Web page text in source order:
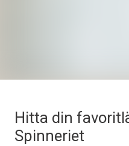
Hitta din
Spinneriet